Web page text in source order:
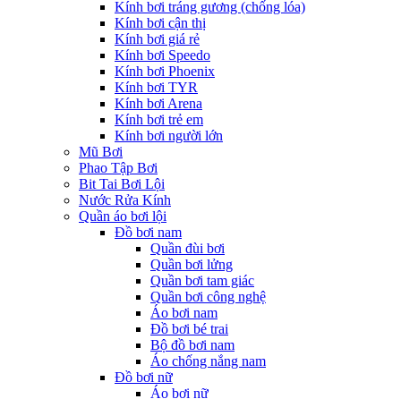
Kính bơi tráng gương (chống lóa)
Kính bơi cận thị
Kính bơi giá rẻ
Kính bơi Speedo
Kính bơi Phoenix
Kính bơi TYR
Kính bơi Arena
Kính bơi trẻ em
Kính bơi người lớn
Mũ Bơi
Phao Tập Bơi
Bit Tai Bơi Lội
Nước Rửa Kính
Quần áo bơi lội
Đồ bơi nam
Quần đùi bơi
Quần bơi lửng
Quần bơi tam giác
Quần bơi công nghệ
Áo bơi nam
Đồ bơi bé trai
Bộ đồ bơi nam
Áo chống nắng nam
Đồ bơi nữ
Áo bơi nữ